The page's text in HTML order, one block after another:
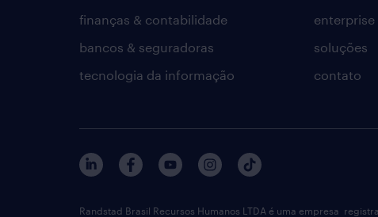
finanças & contabilidade
bancos & seguradoras
tecnologia da informação
enterprise
soluções
contato
Randstad Brasil Recursos Humanos LTDA é uma empresa